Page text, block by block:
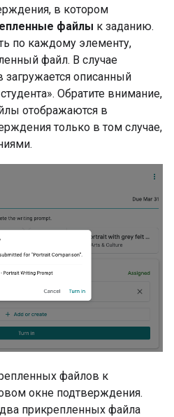
в котором
файлы к заданию.
по каждому элементу,
файл. В случае
описанный
Обратите внимание,
отображаются в
только в том случае,
файлов к
окне подтверждения.
прикрепленных файла